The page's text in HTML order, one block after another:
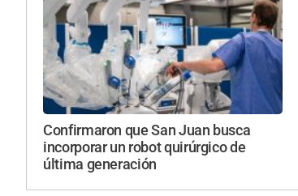
Confirmaron que San Juan busca
incorporar un robot quirúrgico de
última generación